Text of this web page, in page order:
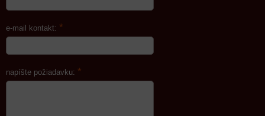
e-mail kontakt: *
napíšte požiadavku: *